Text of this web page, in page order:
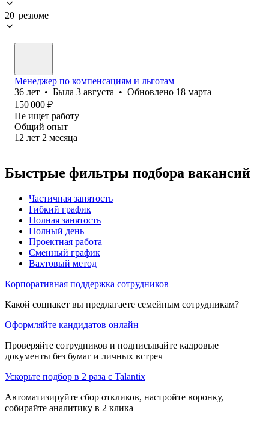
20 резюме
Менеджер по компенсациям и льготам
36 лет • Была 3 августа • Обновлено 18 марта
150 000 ₽
Не ищет работу
Общий опыт
12 лет 2 месяца
Быстрые фильтры подбора вакансий
Частичная занятость
Гибкий график
Полная занятость
Полный день
Проектная работа
Сменный график
Вахтовый метод
Корпоративная поддержка сотрудников
Какой соцпакет вы предлагаете семейным сотрудникам?
Оформляйте кандидатов онлайн
Проверяйте сотрудников и подписывайте кадровые
документы без бумаг и личных встреч
Ускорьте подбор в 2 раза с Talantix
Автоматизируйте сбор откликов, настройте воронку,
собирайте аналитику в 2 клика